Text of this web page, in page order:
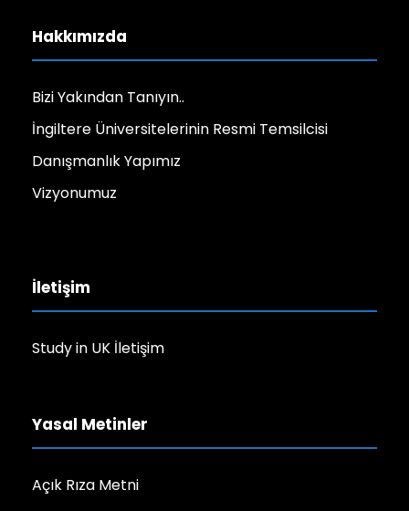
Hakkımızda
Bizi Yakından Tanıyın..
İngiltere Üniversitelerinin Resmi Temsilcisi
Danışmanlık Yapımız
Vizyonumuz
İletişim
Study in UK İletişim
Yasal Metinler
Açık Rıza Metni